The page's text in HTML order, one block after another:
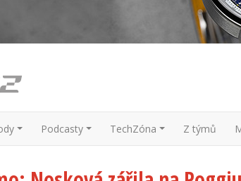
Podcasty TechZóna Z týmů